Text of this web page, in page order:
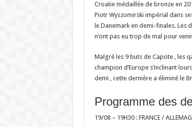
Croatie médaillée de bronze en
Piotr Wyszomirski impérial dans
le Danemark en demi-finales. Les
n’ont pas eu trop de mal pour
Malgré les 9 buts de Capote , les
champion d’Europe s’inclinant
demi , cette dernière a éliminé le
Programme des
19/08 – 19H30 : FRANCE /